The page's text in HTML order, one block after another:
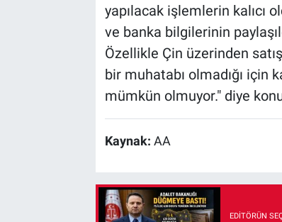
yapılacak işlemlerin kalıcı
ve banka bilgilerinin
Özellikle Çin üzerinden
bir muhatabı olmadığı için
mümkün olmuyor." diye
Kaynak: AA
EDITÖRÜN